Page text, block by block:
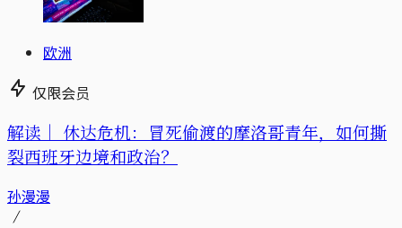
欧洲
仅限会员
解读｜ 休达危机：冒死偷渡的摩洛哥青年，如何撕
裂西班牙边境和政治？
孙漫漫